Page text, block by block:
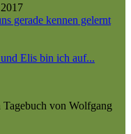
gerade kennen gelernt
Elis bin ich auf...
von Wolfgang